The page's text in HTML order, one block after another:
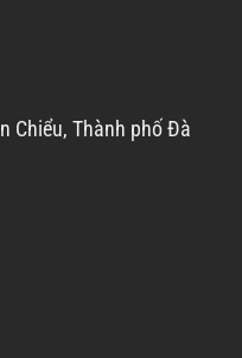
Chiểu, Thành phố Đà